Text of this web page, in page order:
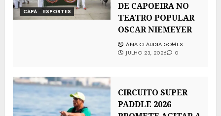
CAPA ESPORTES
DE CAPOEIRA NO
TEATRO POPULAR
OSCAR NIEMEYER
ANA CLAUDIA GOMES
JULHO 23, 2026
0
CIRCUITO SUPER
PADDLE 2026